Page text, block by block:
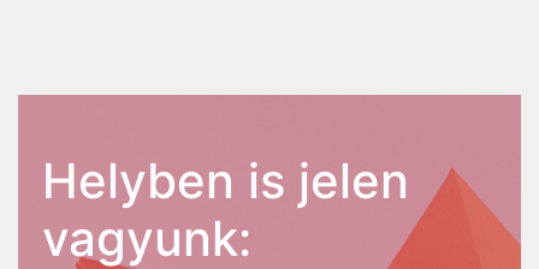
Helyben is jelen
vagyunk: